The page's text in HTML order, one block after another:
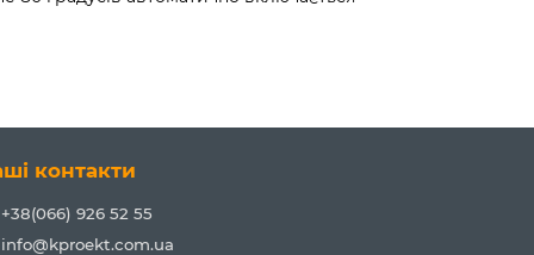
контакти
+38(066) 926 52 55
info@kproekt.com.ua